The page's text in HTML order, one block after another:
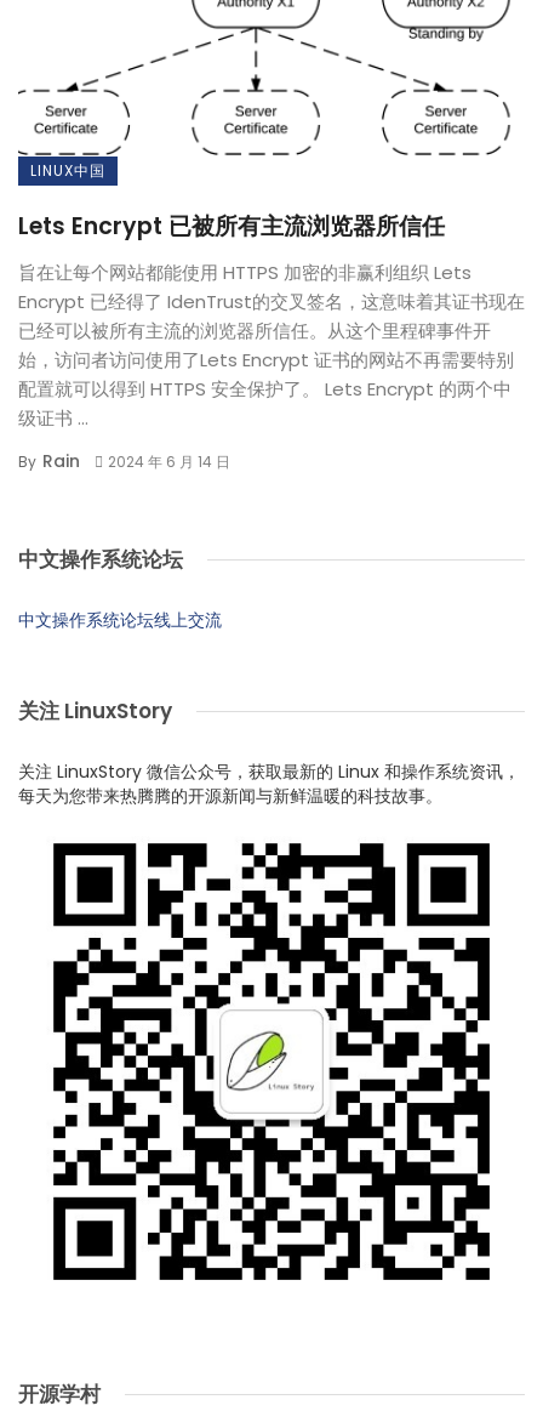
LINUX中国
Lets Encrypt 已被所有主流浏览器所信任
旨在让每个网站都能使用 HTTPS 加密的非赢利组织 Lets
Encrypt 已经得了 IdenTrust的交叉签名，这意味着其证书现在
已经可以被所有主流的浏览器所信任。从这个里程碑事件开
始，访问者访问使用了Lets Encrypt 证书的网站不再需要特别
配置就可以得到 HTTPS 安全保护了。 Lets Encrypt 的两个中
级证书 ...
By Rain 2024 年 6 月 14 日
中文操作系统论坛
中文操作系统论坛线上交流
关注 LinuxStory
关注 LinuxStory 微信公众号，获取最新的 Linux 和操作系统资讯，
每天为您带来热腾腾的开源新闻与新鲜温暖的科技故事。
开源学村